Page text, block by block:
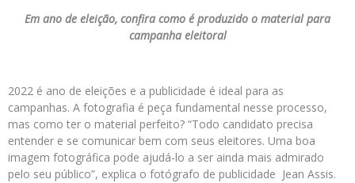
Em ano de eleição, confira como é produzido o material para
campanha eleitoral
2022 é ano de eleições e a publicidade é ideal para as
campanhas. A fotografia é peça fundamental nesse processo,
mas como ter o material perfeito? “Todo candidato precisa
entender e se comunicar bem com seus eleitores. Uma boa
imagem fotográfica pode ajudá-lo a ser ainda mais admirado
pelo seu público”, explica o fotógrafo de publicidade Jean Assis.